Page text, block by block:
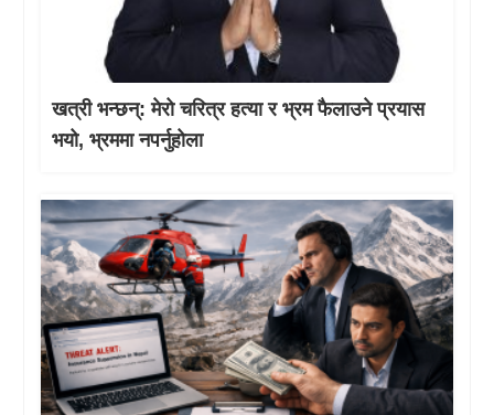
खत्री भन्छन्: मेरो चरित्र हत्या र भ्रम फैलाउने प्रयास
भयो, भ्रममा नपर्नुहोला